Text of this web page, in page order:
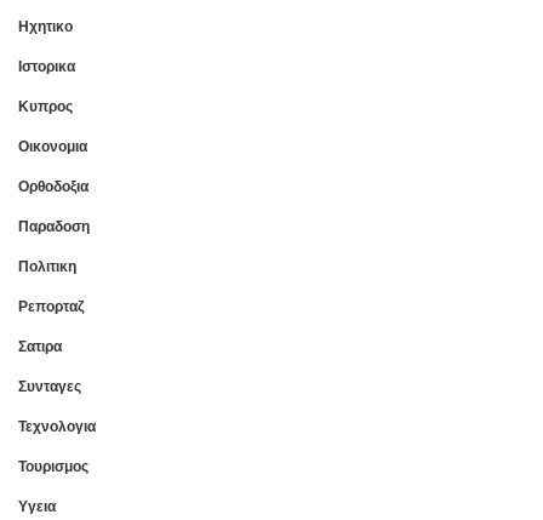
Ηχητικο
Ιστορικα
Κυπρος
Οικονομια
Ορθοδοξια
Παραδοση
Πολιτικη
Ρεπορταζ
Σατιρα
Συνταγες
Τεχνολογια
Τουρισμος
Υγεια